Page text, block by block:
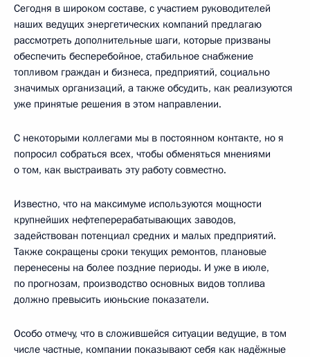
Сегодня в широком составе, с участием руководителей
наших ведущих энергетических компаний предлагаю
рассмотреть дополнительные шаги, которые призваны
обеспечить бесперебойное, стабильное снабжение
топливом граждан и бизнеса, предприятий, социально
значимых организаций, а также обсудить, как реализуются
уже принятые решения в этом направлении.
С некоторыми коллегами мы в постоянном контакте, но я
попросил собраться всех, чтобы обменяться мнениями
о том, как выстраивать эту работу совместно.
Известно, что на максимуме используются мощности
крупнейших нефтеперерабатывающих заводов,
задействован потенциал средних и малых предприятий.
Также сокращены сроки текущих ремонтов, плановые
перенесены на более поздние периоды. И уже в июле,
по прогнозам, производство основных видов топлива
должно превысить июньские показатели.
Особо отмечу, что в сложившейся ситуации ведущие, в том
числе частные, компании показывают себя как надёжные